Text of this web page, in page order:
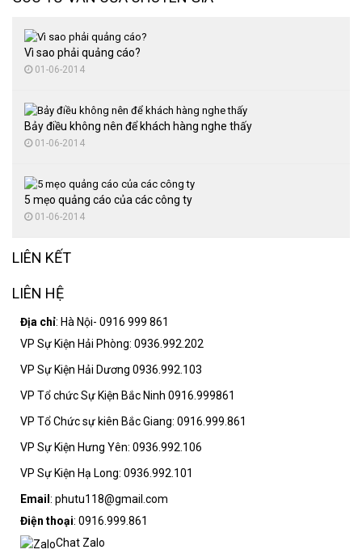
Thi công hình nộm, mô hình quảng cáo
Vì sao phải quảng cáo?
01-06-2014
Bảy điều không nên để khách hàng nghe thấy
01-06-2014
5 mẹo quảng cáo của các công ty
01-06-2014
LIÊN KẾT
LIÊN HỆ
Địa chỉ: Hà Nội- 0916 999 861
VP Sự Kiện Hải Phòng: 0936.992.202
VP Sự Kiện Hải Dương 0936.992.103
VP Tổ chức Sự Kiện Bắc Ninh 0916.999861
VP Tổ Chức sự kiên Bắc Giang: 0916.999.861
VP Sự Kiện Hưng Yên: 0936.992.106
VP Sự Kiện Hạ Long: 0936.992.101
Email : phutu118@gmail.com
Điện thoại: 0916.999.861
Chat Zalo